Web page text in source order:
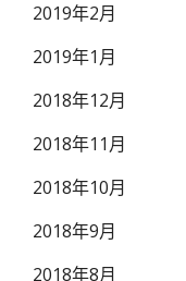
2019年2月
2019年1月
2018年12月
2018年11月
2018年10月
2018年9月
2018年8月